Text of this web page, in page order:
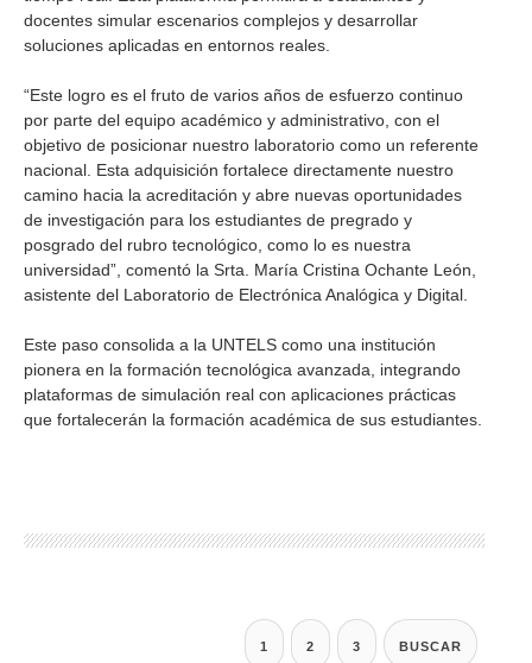
docentes simular escenarios complejos y desarrollar
soluciones aplicadas en entornos reales.
“Este logro es el fruto de varios años de esfuerzo continuo
por parte del equipo académico y administrativo, con el
objetivo de posicionar nuestro laboratorio como un referente
nacional. Esta adquisición fortalece directamente nuestro
camino hacia la acreditación y abre nuevas oportunidades
de investigación para los estudiantes de pregrado y
posgrado del rubro tecnológico, como lo es nuestra
universidad”, comentó la Srta. María Cristina Ochante León,
asistente del Laboratorio de Electrónica Analógica y Digital.
Este paso consolida a la UNTELS como una institución
pionera en la formación tecnológica avanzada, integrando
plataformas de simulación real con aplicaciones prácticas
que fortalecerán la formación académica de sus estudiantes.
1 2 3 BUSCAR